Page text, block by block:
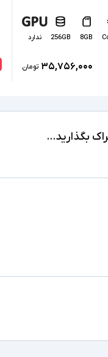
8GB
256GB ندارد
۳۵,۷۵۶,۰۰۰ تومان
بگذارید...